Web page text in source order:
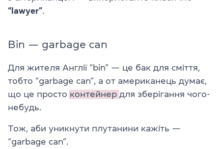
“lawyer”.
Bin — garbage can
Для жителя Англії “bin” — це бак для сміття,
тобто “garbage can”, а от американець думає,
що це просто контейнер для зберігання чого-
небудь.
Тож, аби уникнути плутанини кажіть —
“garbage can”.